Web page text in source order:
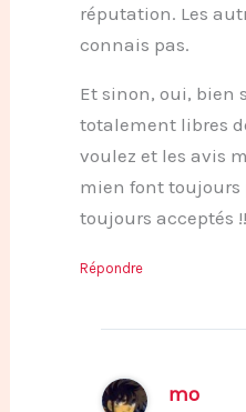
réputation. Les
connais pas.
Et sinon, oui, bien
totalement libres
voulez et les avis
mien font toujours
toujours acceptés
Répondre
mo